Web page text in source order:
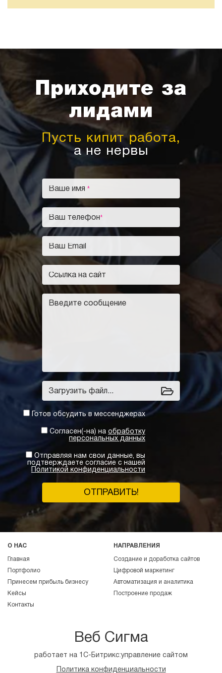
Приходите за
лидами
Пусть кипит работа,
а не нервы
Загрузить файл...
Готов обсудить в мессенджерах
Согласен(-на) на обработку
персональных данных
Отправляя нам свои данные, вы
подтверждаете согласие с нашей
Политикой конфиденциальности
ОТПРАВИТЬ!
О НАС
Главная
Портфолио
Принесем прибыль бизнесу
Кейсы
Контакты
НАПРАВЛЕНИЯ
Создание и доработка сайтов
Цифровой маркетинг
Автоматизация и аналитика
Построение продаж
Веб Сигма
работает на 1С-Битрикс:управление сайтом
Политика конфиденциальности